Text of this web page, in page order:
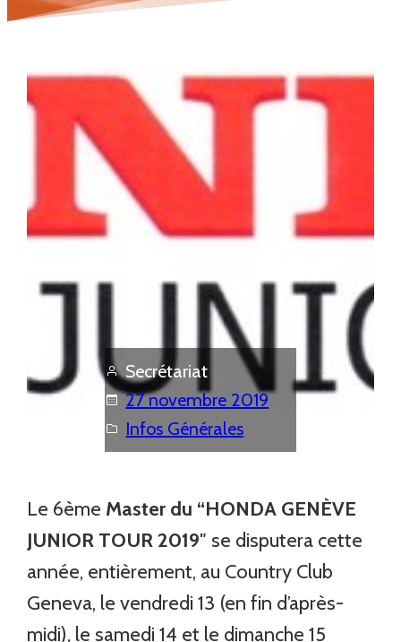
Secrétariat
27 novembre 2019
Infos Générales
Le 6ème Master du “HONDA GENÈVE
JUNIOR TOUR 2019″ se disputera cette
année, entièrement, au Country Club
Geneva, le vendredi 13 (en fin d’après-
midi), le samedi 14 et le dimanche 15